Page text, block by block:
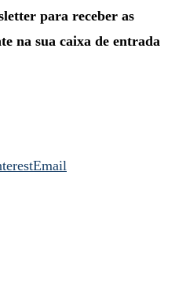
para receber as
na sua caixa de entrada
Email